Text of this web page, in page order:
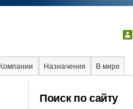
Компании Назначения
В мире
Социальная реклама
Поиск по сайту